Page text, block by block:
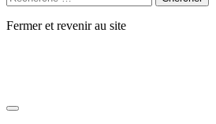
Fermer et revenir au site